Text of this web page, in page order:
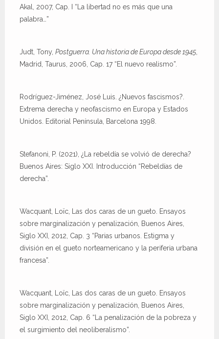
Akal, 2007, Cap. I “La libertad no es más que una
palabra…”
Judt, Tony, Postguerra. Una historia de Europa desde 1945
Madrid, Taurus, 2006, Cap. 17 “El nuevo realismo”.
Rodríguez-Jiménez, José Luis. ¿Nuevos fascismos?.
Extrema derecha y neofascismo en Europa y Estados
Unidos. Editorial Península, Barcelona 1998.
Stefanoni, P. (2021), ¿La rebeldía se volvió de derecha?
Buenos Aires: Siglo XXI. Introducción “Rebeldías de
derecha”.
Wacquant, Loïc, Las dos caras de un gueto. Ensayos
sobre marginalización y penalización, Buenos Aires,
Siglo XXI, 2012, Cap. 3 “Parias urbanos. Estigma y
división en el gueto norteamericano y la periferia urbana
francesa”.
Wacquant, Loïc, Las dos caras de un gueto. Ensayos
sobre marginalización y penalización, Buenos Aires,
Siglo XXI, 2012, Cap. 6 “La penalización de la pobreza y
el surgimiento del neoliberalismo”.